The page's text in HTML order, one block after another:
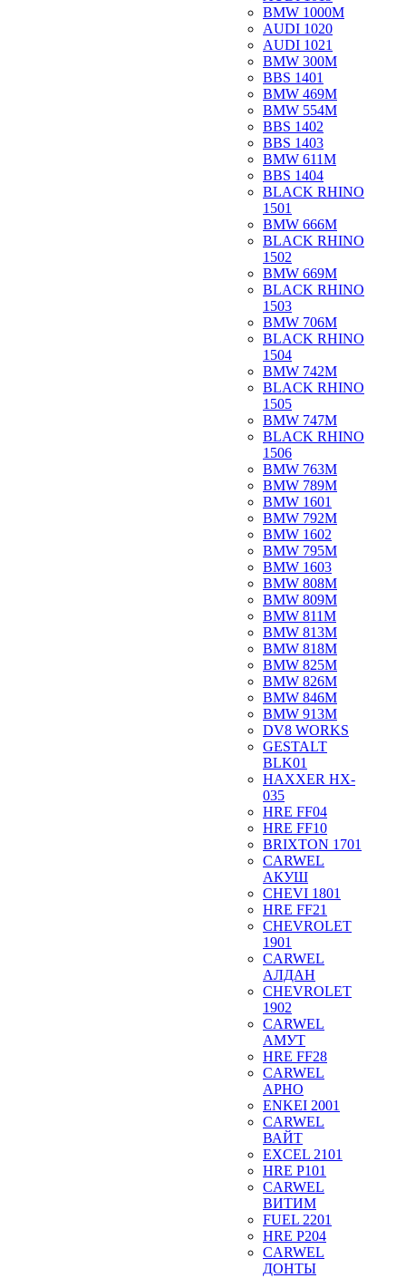
BMW 1000M
AUDI 1020
AUDI 1021
BMW 300M
BBS 1401
BMW 469M
BMW 554M
BBS 1402
BBS 1403
BMW 611M
BBS 1404
BLACK RHINO
1501
BMW 666M
BLACK RHINO
1502
BMW 669M
BLACK RHINO
1503
BMW 706M
BLACK RHINO
1504
BMW 742M
BLACK RHINO
1505
BMW 747M
BLACK RHINO
1506
BMW 763M
BMW 789M
BMW 1601
BMW 792M
BMW 1602
BMW 795M
BMW 1603
BMW 808M
BMW 809M
BMW 811M
BMW 813M
BMW 818M
BMW 825M
BMW 826M
BMW 846M
BMW 913M
DV8 WORKS
GESTALT
BLK01
HAXXER HX-
035
HRE FF04
HRE FF10
BRIXTON 1701
CARWEL
АКУШ
CHEVI 1801
HRE FF21
CHEVROLET
1901
CARWEL
АЛДАН
CHEVROLET
1902
CARWEL
АМУТ
HRE FF28
CARWEL
АРНО
ENKEI 2001
CARWEL
ВАЙТ
EXCEL 2101
HRE P101
CARWEL
ВИТИМ
FUEL 2201
HRE P204
CARWEL
ДОНТЫ